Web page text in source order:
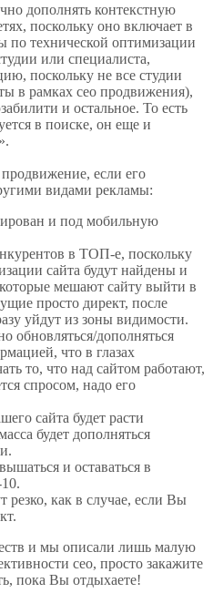
дополнять контекстную
поскольку оно включает в
по технической оптимизации
или специалиста,
поскольку не все студии
в рамках сео продвижения),
и остальное. То есть
в поиске, он еще и
если его
видами рекламы:
и под мобильную
в ТОП-е, поскольку
сайта будут найдены и
мешают сайту выйти в
просто директ, после
уйдут из зоны видимости.
обновляться/дополняться
что в глазах
то, что над сайтом работают,
спросом, надо его
сайта будет расти
будет дополняться
и оставаться в
резко, как в случае, если Вы
и мы описали лишь малую
сео, просто закажите
пока Вы отдыхаете!